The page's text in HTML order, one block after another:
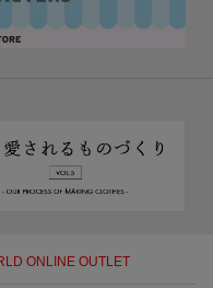
ONLINE OUTLET